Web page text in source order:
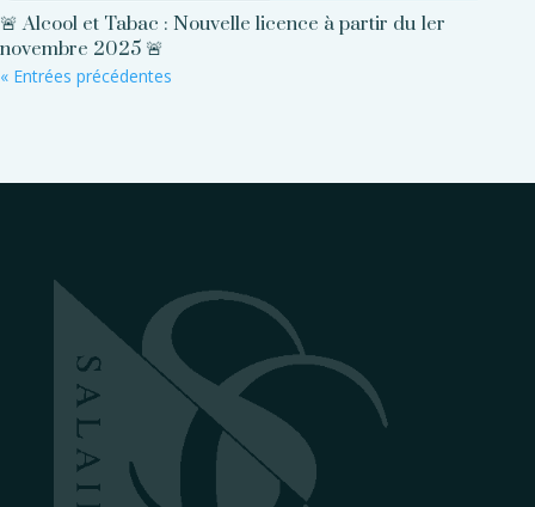
🚨 Alcool et Tabac : Nouvelle licence à partir du 1er
novembre 2025 🚨
« Entrées précédentes